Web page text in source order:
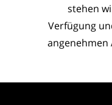
stehen
Verfügung